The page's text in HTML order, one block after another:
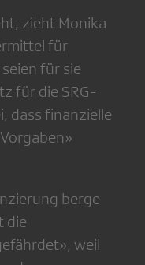
zieht Monika
für
für sie
für die SRG-
dass finanzielle
berge
die
weil